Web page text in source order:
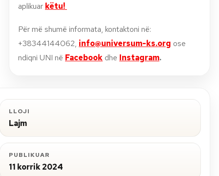
aplikuar këtu!
Për më shumë informata, kontaktoni në:
+38344144062, info@universum-ks.org ose
ndiqni UNI në Facebook dhe Instagram.
LLOJI
Lajm
PUBLIKUAR
11 korrik 2024